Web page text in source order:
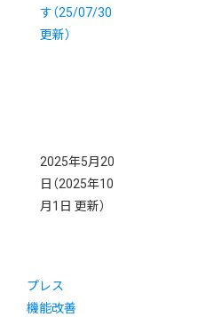
す（25/07/30
更新）
2025年5月20
日 （2025年10
月1日 更新）
プレス
機能改善